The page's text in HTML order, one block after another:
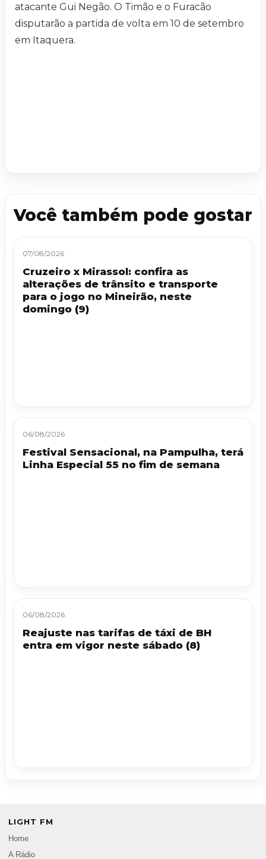
atacante Gui Negão. O Timão e o Furacão
disputarão a partida de volta em 10 de setembro
em Itaquera.
Você também pode gostar
07/08/2026
Cruzeiro x Mirassol: confira as
alterações de trânsito e transporte
para o jogo no Mineirão, neste
domingo (9)
06/08/2026
Festival Sensacional, na Pampulha, terá
Linha Especial 55 no fim de semana
06/08/2026
Reajuste nas tarifas de táxi de BH
entra em vigor neste sábado (8)
LIGHT FM
Home
A Rádio